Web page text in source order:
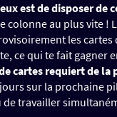
est de disposer de
colonne au plus vite !
les
ce qui te fait gagner
cartes requiert de la
sur la prochaine
travailler